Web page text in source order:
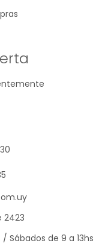
2423
Sábados de 9 a 13hs